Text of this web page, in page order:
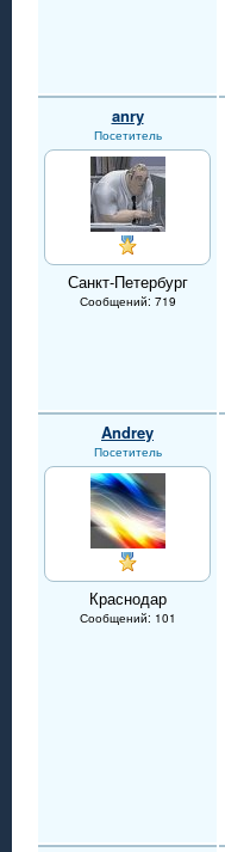
anry
Посетитель
Санкт-Петербург
Сообщений: 719
Andrey
Посетитель
Краснодар
Сообщений: 101